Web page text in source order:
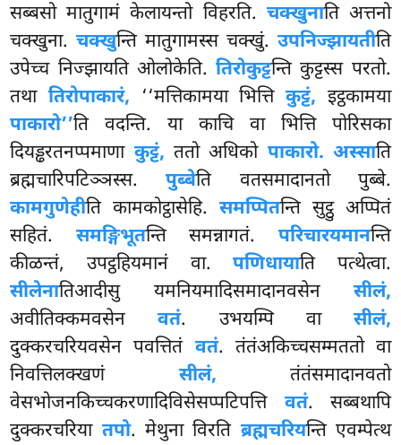
सब्बसो मातुगामं केलायन्तो विहरति. चक्खुनाति अत्तनो
चक्खुना.चक्खुन्तिमातुगामस्स चक्खुं. उपनिज्झायतीति
उपेच्च निज्झायति ओलोकेति.तिरोकुट्टन्ति कुट्टस्स परतो.
तथा तिरोपाकारं, ‘‘मत्तिकामया भित्तिकुट्टं, इट्ठकामया
पाकारो’’ति वदन्ति. या काचि वा भित्ति पोरिसका
दियड्ढरतनप्पमाणा कुट्टं, ततो अधिको पाकारो. अस्साति
ब्रह्मचारिपटिञ्ञस्स.पुब्बेति वतसमादानतो पुब्बे.
कामगुणेहीति कामकोट्ठासेहि. समप्पितन्ति सुट्ठु अप्पितं
सहितं. समङ्गिभूतन्ति समन्नागतं. परिचारयमानन्ति
कीळन्तं, उपट्ठहियमानं वा.पणिधायाति पत्थेत्वा.
सीलेनातिआदीसु यमनियमादिसमादानवसेन सीलं,
अवीतिक्कमवसेनवतं. उभयम्पि वा सीलं,
दुक्करचरियवसेन पवत्तितं वतं. तंतंअकिच्चसम्मततो वा
निवत्तिलक्खणं सीलं, तंतंसमादानवतो
वेसभोजनकिच्चकरणादिविसेसप्पटिपत्ति वतं. सब्बथापि
दुक्करचरिया तपो. मेथुना विरति ब्रह्मचरियन्ति एवम्पेत्थ